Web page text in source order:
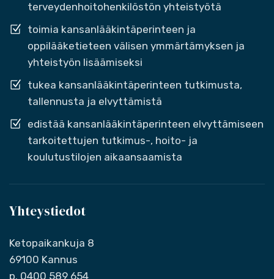
terveydenhoitohenkilöstön yhteistyötä
toimia kansanlääkintäperinteen ja
oppilääketieteen välisen ymmärtämyksen ja
yhteistyön lisäämiseksi
tukea kansanlääkintäperinteen tutkimusta,
tallennusta ja elvyttämistä
edistää kansanlääkintäperinteen elvyttämiseen
tarkoitettujen tutkimus-, hoito- ja
koulutustilojen aikaansaamista
Yhteystiedot
Ketopaikankuja 8
69100 Kannus
p. 0400 589 654